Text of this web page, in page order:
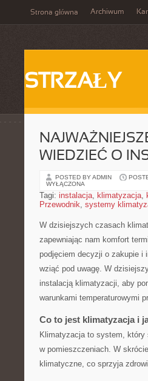
Strona główna Archiwum
STRZAŁY
WIEDZIEĆ O
POSTED BY ADMIN
WYŁĄCZONA
Tagi: instalacja, klimatyzacja,
Przewodnik, systemy
W dzisiejszych czasach
zapewniając nam komfort⁢
podjęciem decyzji o zakupie⁤ i
wziąć ‍pod uwagę. W
instalacją klimatyzacji, aby
warunkami⁤ temperaturowymi
Co to jest klimatyzacja i
Klimatyzacja to system, który
w pomieszczeniach. W
klimatyczne, co sprzyja